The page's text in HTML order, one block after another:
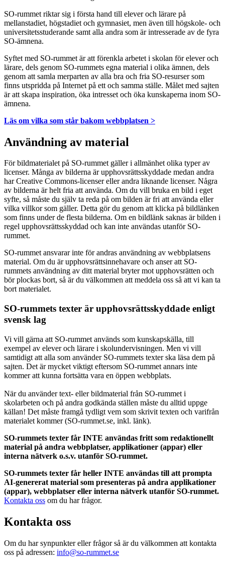
SO-rummet riktar sig i första hand till elever och lärare på
mellanstadiet, högstadiet och gymnasiet, men även till högskole- och
universitetsstuderande samt alla andra som är intresserade av de fyra
SO-ämnena.
Syftet med SO-rummet är att förenkla arbetet i skolan för elever och
lärare, dels genom SO-rummets egna material i olika ämnen, dels
genom att samla merparten av alla bra och fria SO-resurser som
finns utspridda på Internet på ett och samma ställe. Målet med sajten
är att skapa inspiration, öka intresset och öka kunskaperna inom SO-
ämnena.
Läs om vilka som står bakom webbplatsen >
Användning av material
För bildmaterialet på SO-rummet gäller i allmänhet olika typer av
licenser. Många av bilderna är upphovsrättsskyddade medan andra
har Creative Commons-licenser eller andra liknande licenser. Några
av bilderna är helt fria att använda. Om du vill bruka en bild i eget
syfte, så måste du själv ta reda på om bilden är fri att använda eller
vilka villkor som gäller. Detta gör du genom att klicka på bildlänken
som finns under de flesta bilderna. Om en bildlänk saknas är bilden i
regel upphovsrättsskyddad och kan inte användas utanför SO-
rummet.
SO-rummet ansvarar inte för andras användning av webbplatsens
material. Om du är upphovsrättsinnehavare och anser att SO-
rummets användning av ditt material bryter mot upphovsrätten och
bör plockas bort, så är du välkommen att meddela oss så att vi kan ta
bort materialet.
SO-rummets texter är upphovsrättsskyddade enligt
svensk lag
Vi vill gärna att SO-rummet används som kunskapskälla, till
exempel av elever och lärare i skolundervisningen. Men vi vill
samtidigt att alla som använder SO-rummets texter ska läsa dem på
sajten. Det är mycket viktigt eftersom SO-rummet annars inte
kommer att kunna fortsätta vara en öppen webbplats.
När du använder text- eller bildmaterial från SO-rummet i
skolarbeten och på andra godkända ställen måste du alltid uppge
källan! Det måste framgå tydligt vem som skrivit texten och varifrån
materialet kommer (SO-rummet.se, inkl. länk).
SO-rummets texter får INTE användas fritt som redaktionellt
material på andra webbplatser, applikationer (appar) eller
interna nätverk o.s.v. utanför SO-rummet.
SO-rummets texter får heller INTE användas till att prompta
AI-genererat material som presenteras på andra applikationer
(appar), webbplatser eller interna nätverk utanför SO-rummet.
Kontakta oss om du har frågor.
Kontakta oss
Om du har synpunkter eller frågor så är du välkommen att kontakta
oss på adressen: info@so-rummet.se